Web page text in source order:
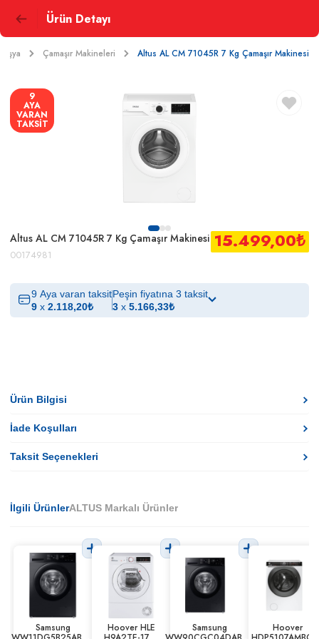
Ürün Detayı
Çamaşır Makineleri Altus AL CM 71045R 7 Kg Çamaşır Makinesi
9
AYA
VARAN
TAKSİT
Altus AL CM 71045R 7 Kg Çamaşır Makinesi
00174981
15.499,00₺
9 Aya varan taksit
9 x 2.118,20₺
Peşin fiyatına 3 taksit
3 x 5.166,33₺
Ürün Bilgisi
İade Koşulları
Taksit Seçenekleri
İlgili ÜrünlerALTUS Markalı Ürünler
Samsung Hoover HLE Samsung Hoover